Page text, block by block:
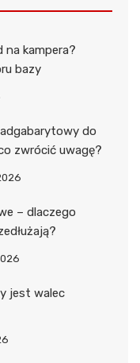
na kampera?
bazy
do
zwrócić uwagę?
– dlaczego
jest walec